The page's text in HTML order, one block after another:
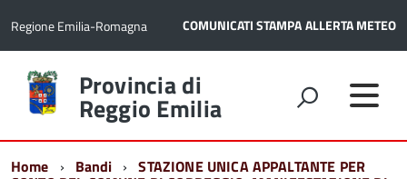
Regione Emilia-Romagna COMUNICATI STAMPAALLERTA METEO
Torna
alla
home
Provincia di
Reggio Emilia
Home Bandi STAZIONE UNICA APPALTANTE PER